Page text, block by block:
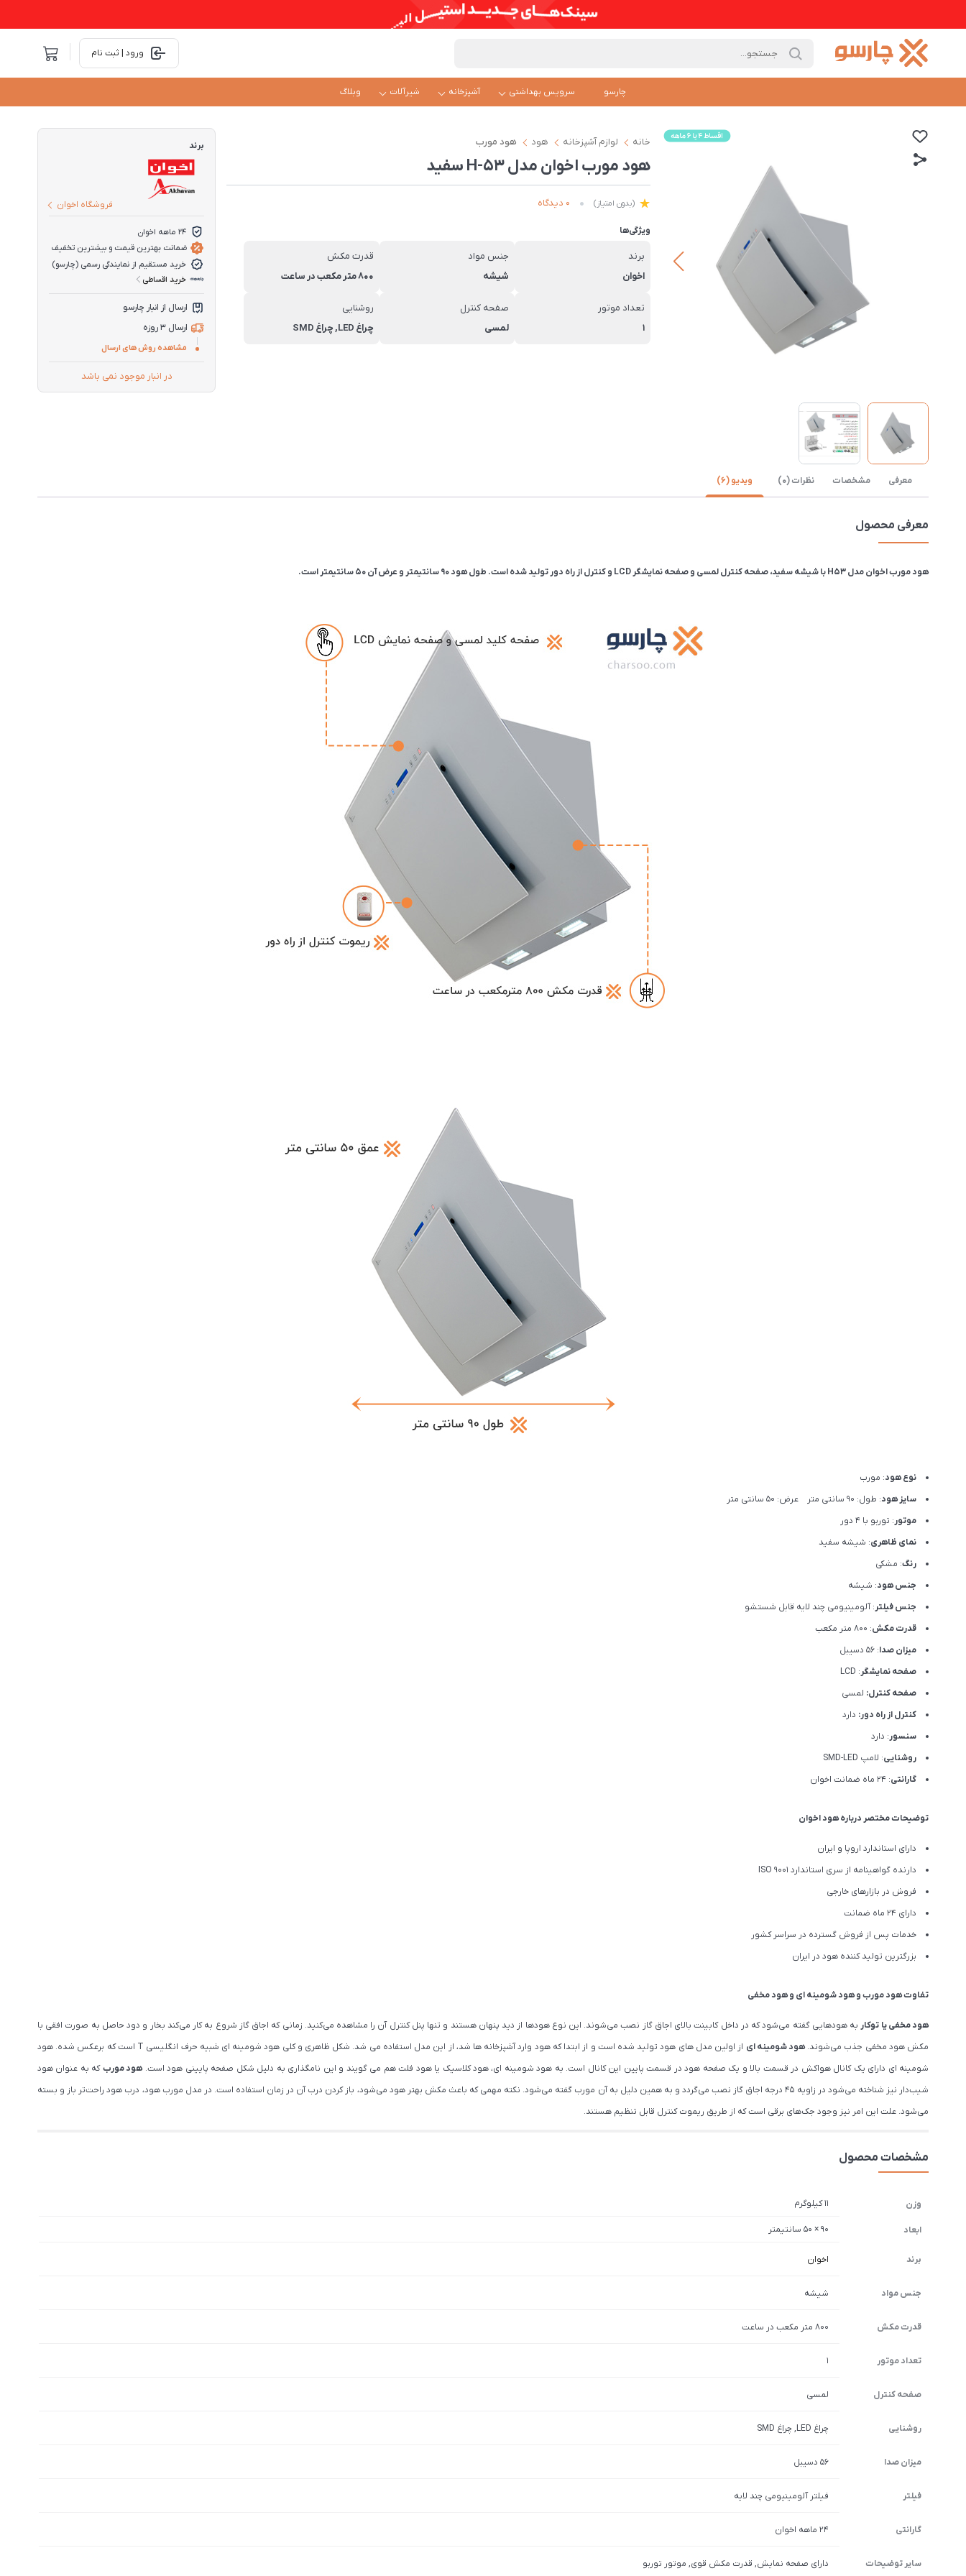
ورود | ثبت نام
چارسو سرویس بهداشتی آشپزخانه شیرآلات وبلاگ
خانه لوازم آشپزخانه هود هود مورب
هود مورب اخوان مدل H-53 سفید
(بدون امتیاز) 0 دیدگاه
ویژگی‌ها
برند
اخوان
جنس مواد
شیشه
قدرت مکش
800 متر مکعب در ساعت
تعداد موتور
1
صفحه کنترل
لمسی
روشنایی
چراغ LED, چراغ SMD
برند
فروشگاه اخوان
۲۴ ماهه اخوان
ضمانت بهترین قیمت و بیشترین تخفیف
خرید مستقیم از نمایندگی رسمی (چارسو)
خرید اقساطی
ارسال از انبار چارسو
ارسال 3 روزه
مشاهده روش های ارسال
در انبار موجود نمی باشد
معرفی مشخصات نظرات (0) ویدیو (6)
معرفی محصول
هود مورب اخوان مدل H53 با شیشه سفید، صفحه کنترل لمسی و صفحه نمایشگر LCD و کنترل از راه دور تولید شده است. طول هود 90 سانتیمتر و عرض آن 50 سانتیمتر است.
نوع هود: مورب
سایز هود: طول: 90 سانتی متر عرض: 50 سانتی متر
موتور: توربو با 4 دور
نمای ظاهری: شیشه سفید
رنگ: مشکی
جنس هود: شیشه
جنس فیلتر: آلومینیومی چند لایه قابل شستشو
قدرت مکش: 800 متر مکعب
میزان صدا: 56 دسیبل
صفحه نمایشگر: LCD
صفحه کنترل: لمسی
کنترل از راه دور: دارد
سنسور: دارد
روشنایی: لامپ SMD-LED
گارانتی: 24 ماه ضمانت اخوان
توضیحات مختصر درباره هود اخوان
دارای استاندارد اروپا و ایران
دارنده گواهینامه از سری استاندارد ISO 9001
فروش در بازارهای خارجی
دارای 24 ماه ضمانت
خدمات پس از فروش گسترده در سراسر کشور
بزرگترین تولید کننده هود در ایران
تفاوت هود مورب و هود شومینه ای و هود مخفی
هود مخفی یا توکار به هودهایی گفته می‌شود که در داخل کابینت بالای اجاق گاز نصب می‌شوند. این نوع هودها از دید پنهان هستند و تنها پنل کنترل آن را مشاهده می‌کنید. زمانی که اجاق گاز شروع به کار می‌کند بخار و دود حاصل به صورت افقی با
مکش هود مخفی جذب می‌شوند.هود شومینه ای
از اولین مدل های هود تولید شده است و از ابتدا که هود وارد آشپزخانه ها شد، از این مدل استفاده می شد. شکل ظاهری و کلی هود شومینه ای شبیه حرف انگلیسی T است که برعکس شده. هود
شومینه ای دارای یک کانال هواکش در قسمت بالا و یک صفحه هود در قسمت پایین این کانال است. به هود شومینه ای، هود کلاسیک یا هود فلت هم می گویند و این نامگذاری به دلیل شکل صفحه پایینی هود است.هود موربکه به عنوان هود
شیب‌دار نیز شناخته می‌شود در زاویه ۴۵ درجه اجاق گاز نصب می‌گردد و به همین دلیل به آن مورب گفته می‌شود. نکته مهمی که باعث مکش بهتر هود می‌شود، باز کردن درب آن در زمان استفاده است. در مدل مورب هود، درب هود راحت‌تر باز و بسته
می‌شود. علت این امر نیز وجود جک‌های برقی است که از طریق ریموت کنترل قابل تنظیم هستند.
مشخصات محصول
وزن 11 کیلوگرم
ابعاد 90 × 50 سانتیمتر
برند اخوان
جنس مواد شیشه
قدرت مکش 800 متر مکعب در ساعت
تعداد موتور 1
صفحه کنترل لمسی
روشنایی چراغ LED, چراغ SMD
میزان صدا ۵۶ دسیبل
فیلتر فیلتر آلومینیومی چند لایه
گارانتی ۲۴ ماهه اخوان
سایر توضیحات دارای صفحه نمایش, قدرت مکش قوی, موتور توربو